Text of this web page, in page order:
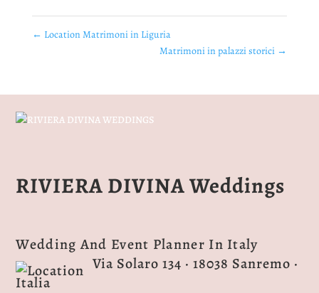
← Location Matrimoni in Liguria
Matrimoni in palazzi storici →
RIVIERA DIVINA Weddings
Wedding And Event Planner In Italy
Via Solaro 134 · 18038 Sanremo ·
Italia